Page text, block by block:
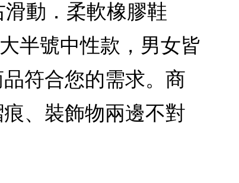
動．柔軟橡膠鞋
半號中性款，男女皆
符合您的需求。商
、裝飾物兩邊不對